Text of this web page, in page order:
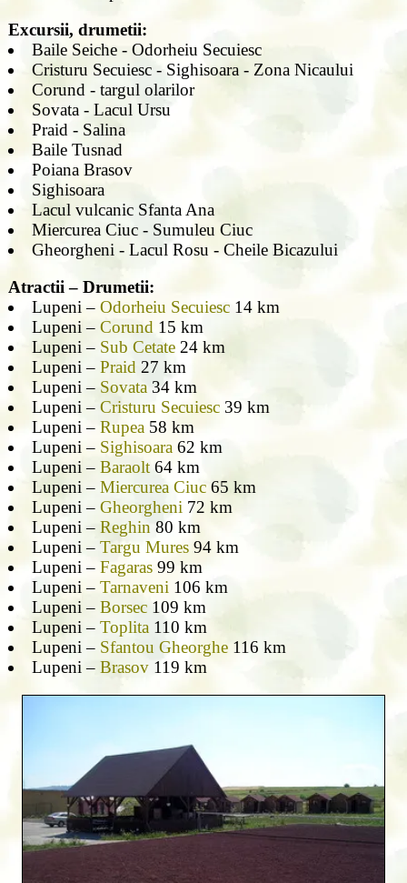
Excursii, drumetii:
Baile Seiche - Odorheiu Secuiesc
Cristuru Secuiesc - Sighisoara - Zona Nicaului
Corund - targul olarilor
Sovata - Lacul Ursu
Praid - Salina
Baile Tusnad
Poiana Brasov
Sighisoara
Lacul vulcanic Sfanta Ana
Miercurea Ciuc - Sumuleu Ciuc
Gheorgheni - Lacul Rosu - Cheile Bicazului
Atractii – Drumetii:
Lupeni – Odorheiu Secuiesc14 km
Lupeni – Corund15 km
Lupeni – Sub Cetate24 km
Lupeni – Praid27 km
Lupeni – Sovata34 km
Lupeni – Cristuru Secuiesc39 km
Lupeni – Rupea58 km
Lupeni – Sighisoara62 km
Lupeni – Baraolt64 km
Lupeni – Miercurea Ciuc65 km
Lupeni – Gheorgheni72 km
Lupeni – Reghin 80 km
Lupeni – Targu Mures94 km
Lupeni – Fagaras99 km
Lupeni – Tarnaveni106 km
Lupeni – Borsec109 km
Lupeni – Toplita110 km
Lupeni – Sfantou Gheorghe116 km
Lupeni – Brasov119 km